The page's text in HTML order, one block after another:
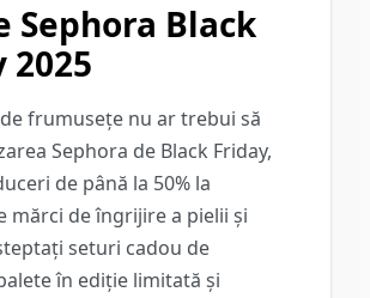
Sephora Black
2025
frumusețe nu ar trebui să
Sephora de Black Friday,
de până la 50% la
mărci de îngrijire a pielii și
seturi cadou de
în ediție limitată și